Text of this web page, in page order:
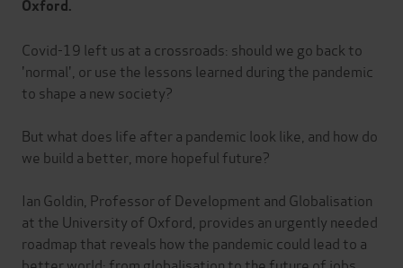
Oxford.
Covid-19 left us at a crossroads: should we go back to
'normal', or use the lessons learned during the pandemic
to shape a new society?
But what does life after a pandemic look like, and how do
we build a better, more hopeful future?
Ian Goldin, Professor of Development and Globalisation
at the University of Oxford, provides an urgently needed
roadmap that reveals how the pandemic could lead to a